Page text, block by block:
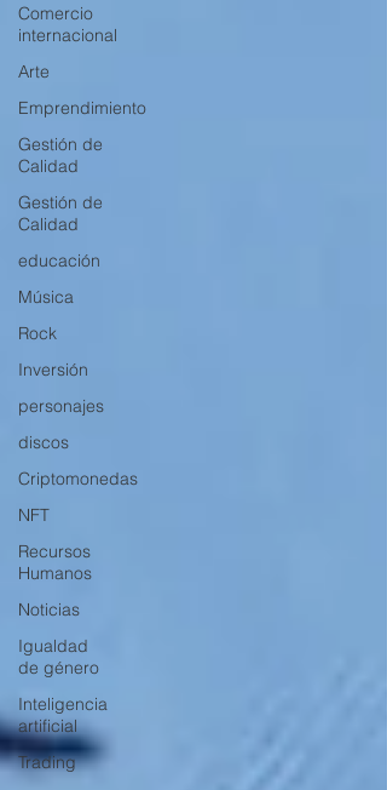
Comercio
internacional
Arte
Emprendimiento
Gestión de
Calidad
Gestión de
Calidad
educación
Música
Rock
Inversión
personajes
discos
Criptomonedas
NFT
Recursos
Humanos
Noticias
Igualdad
de género
Inteligencia
artificial
Trading